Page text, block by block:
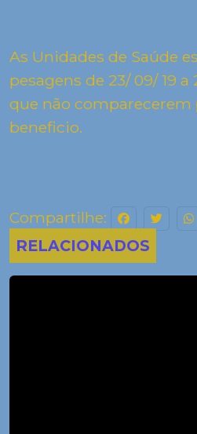
As Unidades de Saúde
pesagens de 23/ 09/19 a
que não comparecerem
beneficio.
Compartilhe:
RELACIONADOS